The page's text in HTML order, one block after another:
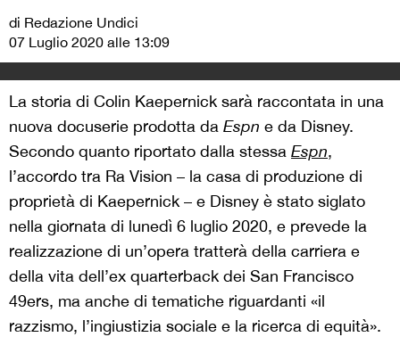
di Redazione Undici
07 Luglio 2020 alle 13:09
La storia di Colin Kaepernick sarà raccontata in una
nuova docuserie prodotta da Espn e da Disney.
Secondo quanto riportato dalla stessa Espn,
l’accordo tra Ra Vision – la casa di produzione di
proprietà di Kaepernick – e Disney è stato siglato
nella giornata di lunedì 6 luglio 2020, e prevede la
realizzazione di un’opera tratterà della carriera e
della vita dell’ex quarterback dei San Francisco
49ers, ma anche di tematiche riguardanti «il
razzismo, l’ingiustizia sociale e la ricerca di equità».